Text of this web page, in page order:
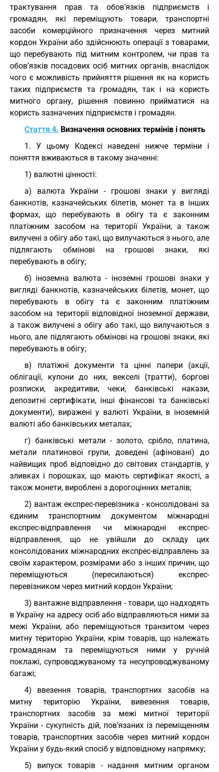
трактування прав та обов’язків підприємств і
громадян, які переміщують товари, транспортні
засоби комерційного призначення через митний
кордон України або здійснюють операції з товарами,
що перебувають під митним контролем, чи прав та
обов’язків посадових осіб митних органів, внаслідок
чого є можливість прийняття рішення як на користь
таких підприємств та громадян, так і на користь
митного органу, рішення повинно прийматися на
користь зазначених підприємств і громадян.
Стаття 4. Визначення основних термінів і понять
1. У цьому Кодексі наведені нижче терміни і
поняття вживаються в такому значенні:
1) валютні цінності:
а) валюта України - грошові знаки у вигляді
банкнотів, казначейських білетів, монет та в інших
формах, що перебувають в обігу та є законним
платіжним засобом на території України, а також
вилучені з обігу або такі, що вилучаються з нього, але
підлягають обмінові на грошові знаки, які
перебувають в обігу;
б) іноземна валюта - іноземні грошові знаки у
вигляді банкнотів, казначейських білетів, монет, що
перебувають в обігу та є законним платіжним
засобом на території відповідної іноземної держави,
а також вилучені з обігу або такі, що вилучаються з
нього, але підлягають обмінові на грошові знаки, які
перебувають в обігу;
в) платіжні документи та цінні папери (акції,
облігації, купони до них, векселі (тратти), боргові
розписки, акредитиви, чеки, банківські накази,
депозитні сертифікати, інші фінансові та банківські
документи), виражені у валюті України, в іноземній
валюті або банківських металах;
г) банківські метали - золото, срібло, платина,
метали платинової групи, доведені (афіновані) до
найвищих проб відповідно до світових стандартів, у
зливках і порошках, що мають сертифікат якості, а
також монети, вироблені з дорогоцінних металів;
2) вантаж експрес-перевізника - консолідовані за
єдиним транспортним документом міжнародні
експрес-відправлення чи міжнародні експрес-
відправлення, що не увійшли до складу цих
консолідованих міжнародних експрес-відправлень за
своїм характером, розмірами або з інших причин, що
переміщуються (пересилаються) експрес-
перевізником через митний кордон України;
3) вантажне відправлення - товари, що надходять
в Україну на адресу осіб або відправляються ними за
межі України, або переміщуються транзитом через
митну територію України, крім товарів, що належать
громадянам та переміщуються ними у ручній
поклажі, супроводжуваному та несупроводжуваному
багажі;
4) ввезення товарів, транспортних засобів на
митну територію України, вивезення товарів,
транспортних засобів за межі митної території
України - сукупність дій, пов’язаних із переміщенням
товарів, транспортних засобів через митний кордон
України у будь-який спосіб у відповідному напрямку;
5) випуск товарів - надання митним органом